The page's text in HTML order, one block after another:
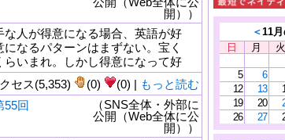
開））
な人が得意になる場合、英語が好
なるパターンはまずない。宝く
らいまれ。しかし得意になって好
セス(5,353) (0) (0) | もっと読む
55回
（SNS全体・外部に
公開（Web全体に公
開））
＜11
日
月 火
5
6
12
13
19
20
26
27